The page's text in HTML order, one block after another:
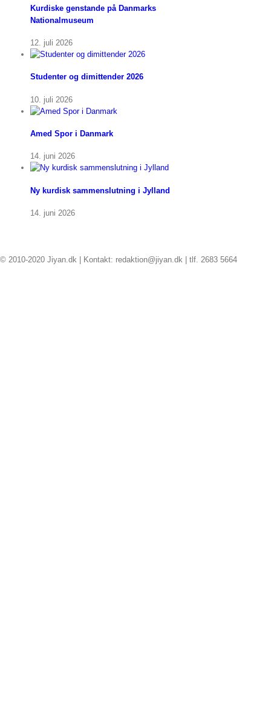
Kurdiske genstande på Danmarks
Nationalmuseum
12. juli 2026
Studenter og dimittender 2026
10. juli 2026
Amed Spor i Danmark
14. juni 2026
Ny kurdisk sammenslutning i Jylland
14. juni 2026
© 2010-2020 Jiyan.dk | Kontakt: redaktion@jiyan.dk | tlf. 2683 5664